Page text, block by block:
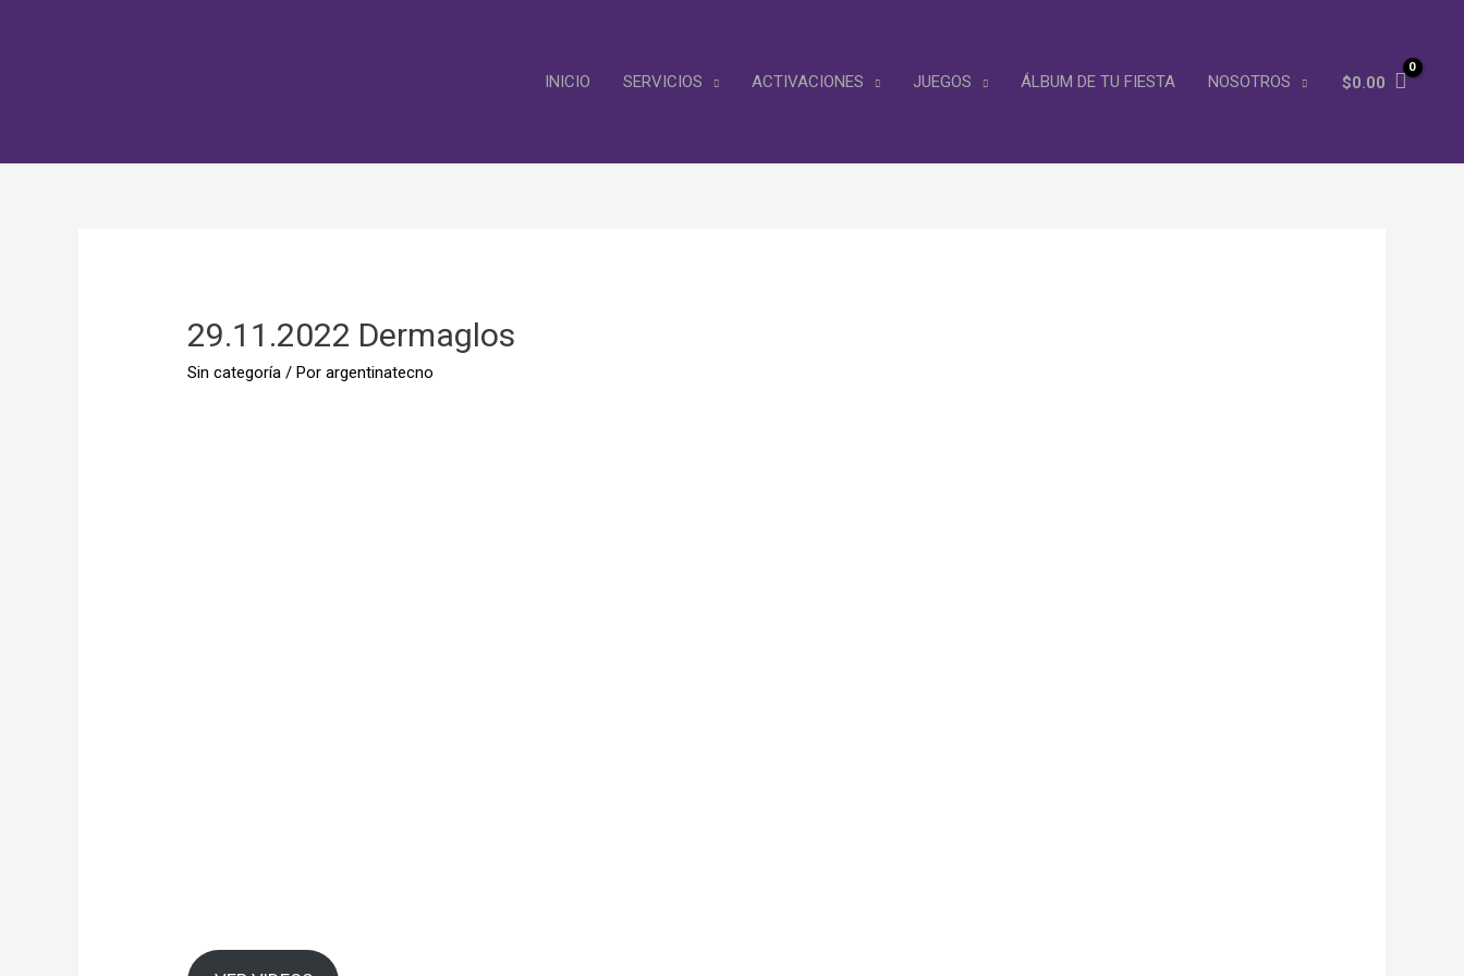
INICIO SERVICIOS ACTIVACIONES JUEGOS ÁLBUM DE TU FIESTA NOSOTROS $0.00
29.11.2022 Dermaglos
Sin categoría / Porargentinatecno